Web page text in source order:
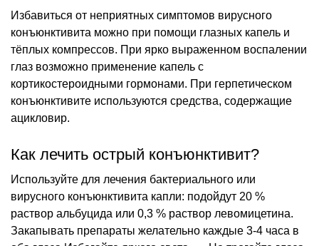
Избавиться от неприятных симптомов вирусного
конъюнктивита можно при помощи глазных капель и
тёплых компрессов. При ярко выраженном воспалении
глаз возможно применение капель с
кортикостероидными гормонами. При герпетическом
конъюнктивите используются средства, содержащие
ацикловир.
Как лечить острый конъюнктивит?
Используйте для лечения бактериального или
вирусного конъюнктивита капли: подойдут 20 %
раствор альбуцида или 0,3 % раствор левомицетина.
Закапывать препараты желательно каждые 3-4 часа в